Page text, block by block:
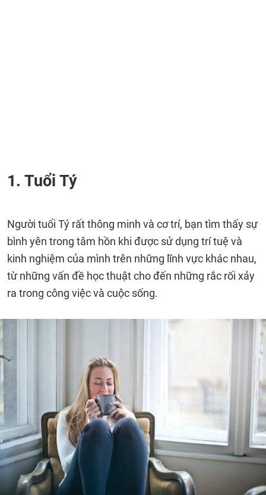
1. Tuổi Tý
Người tuổi Tý rất thông minh và cơ trí, bạn tìm thấy sự
bình yên trong tâm hồn khi được sử dụng trí tuệ và
kinh nghiệm của mình trên những lĩnh vực khác nhau,
từ những vấn đề học thuật cho đến những rắc rối xảy
ra trong công việc và cuộc sống.